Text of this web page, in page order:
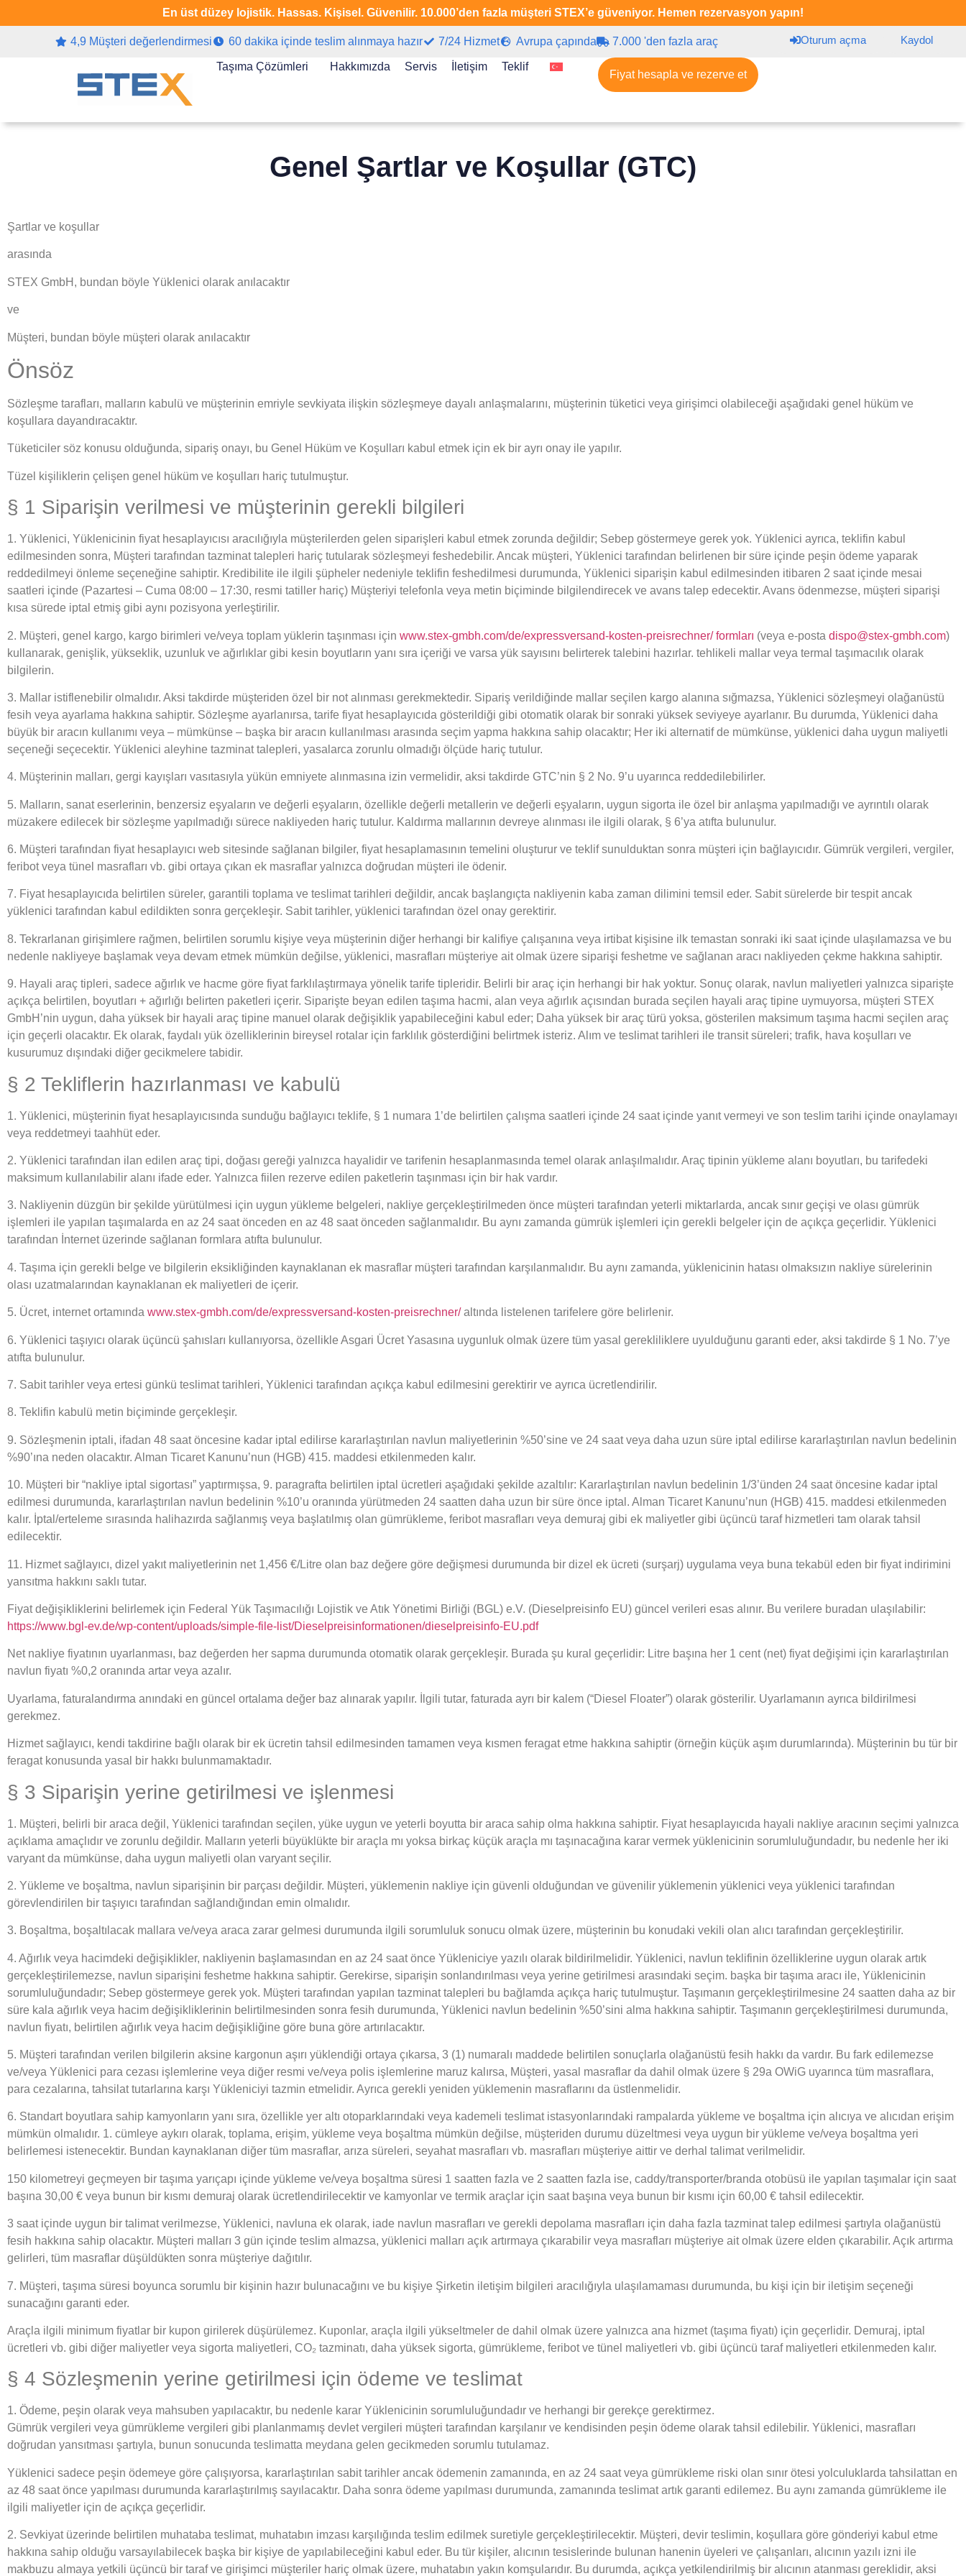
En üst düzey lojistik. Hassas. Kişisel. Güvenilir. 10.000’den fazla müşteri STEX’e güveniyor. Hemen rezervasyon yapın!
4,9 Müşteri değerlendirmesi 60 dakika içinde teslim alınmaya hazır 7/24 Hizmet Avrupa çapında 7.000 'den fazla araç Oturum açma Kaydol
Taşıma Çözümleri Hakkımızda Servis İletişim Teklif
Fiyat hesapla ve rezerve et
Genel Şartlar ve Koşullar (GTC)
Şartlar ve koşullar
arasında
STEX GmbH, bundan böyle Yüklenici olarak anılacaktır
ve
Müşteri, bundan böyle müşteri olarak anılacaktır
Önsöz
Sözleşme tarafları, malların kabulü ve müşterinin emriyle sevkiyata ilişkin sözleşmeye dayalı anlaşmalarını, müşterinin tüketici veya girişimci olabileceği aşağıdaki genel hüküm ve
koşullara dayandıracaktır.
Tüketiciler söz konusu olduğunda, sipariş onayı, bu Genel Hüküm ve Koşulları kabul etmek için ek bir ayrı onay ile yapılır.
Tüzel kişiliklerin çelişen genel hüküm ve koşulları hariç tutulmuştur.
§ 1 Siparişin verilmesi ve müşterinin gerekli bilgileri
1. Yüklenici, Yüklenicinin fiyat hesaplayıcısı aracılığıyla müşterilerden gelen siparişleri kabul etmek zorunda değildir; Sebep göstermeye gerek yok. Yüklenici ayrıca, teklifin kabul
edilmesinden sonra, Müşteri tarafından tazminat talepleri hariç tutularak sözleşmeyi feshedebilir. Ancak müşteri, Yüklenici tarafından belirlenen bir süre içinde peşin ödeme yaparak
reddedilmeyi önleme seçeneğine sahiptir. Kredibilite ile ilgili şüpheler nedeniyle teklifin feshedilmesi durumunda, Yüklenici siparişin kabul edilmesinden itibaren 2 saat içinde mesai
saatleri içinde (Pazartesi – Cuma 08:00 – 17:30, resmi tatiller hariç) Müşteriyi telefonla veya metin biçiminde bilgilendirecek ve avans talep edecektir. Avans ödenmezse, müşteri siparişi
kısa sürede iptal etmiş gibi aynı pozisyona yerleştirilir.
2. Müşteri, genel kargo, kargo birimleri ve/veya toplam yüklerin taşınması için www.stex-gmbh.com/de/expressversand-kosten-preisrechner/ formları (veya e-posta dispo@stex-gmbh.com)
kullanarak, genişlik, yükseklik, uzunluk ve ağırlıklar gibi kesin boyutların yanı sıra içeriği ve varsa yük sayısını belirterek talebini hazırlar. tehlikeli mallar veya termal taşımacılık olarak
bilgilerin.
3. Mallar istiflenebilir olmalıdır. Aksi takdirde müşteriden özel bir not alınması gerekmektedir. Sipariş verildiğinde mallar seçilen kargo alanına sığmazsa, Yüklenici sözleşmeyi olağanüstü
fesih veya ayarlama hakkına sahiptir. Sözleşme ayarlanırsa, tarife fiyat hesaplayıcıda gösterildiği gibi otomatik olarak bir sonraki yüksek seviyeye ayarlanır. Bu durumda, Yüklenici daha
büyük bir aracın kullanımı veya – mümkünse – başka bir aracın kullanılması arasında seçim yapma hakkına sahip olacaktır; Her iki alternatif de mümkünse, yüklenici daha uygun maliyetli
seçeneği seçecektir. Yüklenici aleyhine tazminat talepleri, yasalarca zorunlu olmadığı ölçüde hariç tutulur.
4. Müşterinin malları, gergi kayışları vasıtasıyla yükün emniyete alınmasına izin vermelidir, aksi takdirde GTC’nin § 2 No. 9’u uyarınca reddedilebilirler.
5. Malların, sanat eserlerinin, benzersiz eşyaların ve değerli eşyaların, özellikle değerli metallerin ve değerli eşyaların, uygun sigorta ile özel bir anlaşma yapılmadığı ve ayrıntılı olarak
müzakere edilecek bir sözleşme yapılmadığı sürece nakliyeden hariç tutulur. Kaldırma mallarının devreye alınması ile ilgili olarak, § 6’ya atıfta bulunulur.
6. Müşteri tarafından fiyat hesaplayıcı web sitesinde sağlanan bilgiler, fiyat hesaplamasının temelini oluşturur ve teklif sunulduktan sonra müşteri için bağlayıcıdır. Gümrük vergileri, vergiler,
feribot veya tünel masrafları vb. gibi ortaya çıkan ek masraflar yalnızca doğrudan müşteri ile ödenir.
7. Fiyat hesaplayıcıda belirtilen süreler, garantili toplama ve teslimat tarihleri değildir, ancak başlangıçta nakliyenin kaba zaman dilimini temsil eder. Sabit sürelerde bir tespit ancak
yüklenici tarafından kabul edildikten sonra gerçekleşir. Sabit tarihler, yüklenici tarafından özel onay gerektirir.
8. Tekrarlanan girişimlere rağmen, belirtilen sorumlu kişiye veya müşterinin diğer herhangi bir kalifiye çalışanına veya irtibat kişisine ilk temastan sonraki iki saat içinde ulaşılamazsa ve bu
nedenle nakliyeye başlamak veya devam etmek mümkün değilse, yüklenici, masrafları müşteriye ait olmak üzere siparişi feshetme ve sağlanan aracı nakliyeden çekme hakkına sahiptir.
9. Hayali araç tipleri, sadece ağırlık ve hacme göre fiyat farklılaştırmaya yönelik tarife tipleridir. Belirli bir araç için herhangi bir hak yoktur. Sonuç olarak, navlun maliyetleri yalnızca siparişte
açıkça belirtilen, boyutları + ağırlığı belirten paketleri içerir. Siparişte beyan edilen taşıma hacmi, alan veya ağırlık açısından burada seçilen hayali araç tipine uymuyorsa, müşteri STEX
GmbH’nin uygun, daha yüksek bir hayali araç tipine manuel olarak değişiklik yapabileceğini kabul eder; Daha yüksek bir araç türü yoksa, gösterilen maksimum taşıma hacmi seçilen araç
için geçerli olacaktır. Ek olarak, faydalı yük özelliklerinin bireysel rotalar için farklılık gösterdiğini belirtmek isteriz. Alım ve teslimat tarihleri ile transit süreleri; trafik, hava koşulları ve
kusurumuz dışındaki diğer gecikmelere tabidir.
§ 2 Tekliflerin hazırlanması ve kabulü
1. Yüklenici, müşterinin fiyat hesaplayıcısında sunduğu bağlayıcı teklife, § 1 numara 1’de belirtilen çalışma saatleri içinde 24 saat içinde yanıt vermeyi ve son teslim tarihi içinde onaylamayı
veya reddetmeyi taahhüt eder.
2. Yüklenici tarafından ilan edilen araç tipi, doğası gereği yalnızca hayalidir ve tarifenin hesaplanmasında temel olarak anlaşılmalıdır. Araç tipinin yükleme alanı boyutları, bu tarifedeki
maksimum kullanılabilir alanı ifade eder. Yalnızca fiilen rezerve edilen paketlerin taşınması için bir hak vardır.
3. Nakliyenin düzgün bir şekilde yürütülmesi için uygun yükleme belgeleri, nakliye gerçekleştirilmeden önce müşteri tarafından yeterli miktarlarda, ancak sınır geçişi ve olası gümrük
işlemleri ile yapılan taşımalarda en az 24 saat önceden en az 48 saat önceden sağlanmalıdır. Bu aynı zamanda gümrük işlemleri için gerekli belgeler için de açıkça geçerlidir. Yüklenici
tarafından İnternet üzerinde sağlanan formlara atıfta bulunulur.
4. Taşıma için gerekli belge ve bilgilerin eksikliğinden kaynaklanan ek masraflar müşteri tarafından karşılanmalıdır. Bu aynı zamanda, yüklenicinin hatası olmaksızın nakliye sürelerinin
olası uzatmalarından kaynaklanan ek maliyetleri de içerir.
5. Ücret, internet ortamında www.stex-gmbh.com/de/expressversand-kosten-preisrechner/altında listelenen tarifelere göre belirlenir.
6. Yüklenici taşıyıcı olarak üçüncü şahısları kullanıyorsa, özellikle Asgari Ücret Yasasına uygunluk olmak üzere tüm yasal gerekliliklere uyulduğunu garanti eder, aksi takdirde § 1 No. 7’ye
atıfta bulunulur.
7. Sabit tarihler veya ertesi günkü teslimat tarihleri, Yüklenici tarafından açıkça kabul edilmesini gerektirir ve ayrıca ücretlendirilir.
8. Teklifin kabulü metin biçiminde gerçekleşir.
9. Sözleşmenin iptali, ifadan 48 saat öncesine kadar iptal edilirse kararlaştırılan navlun maliyetlerinin %50’sine ve 24 saat veya daha uzun süre iptal edilirse kararlaştırılan navlun bedelinin
%90’ına neden olacaktır. Alman Ticaret Kanunu’nun (HGB) 415. maddesi etkilenmeden kalır.
10. Müşteri bir “nakliye iptal sigortası” yaptırmışsa, 9. paragrafta belirtilen iptal ücretleri aşağıdaki şekilde azaltılır: Kararlaştırılan navlun bedelinin 1/3’ünden 24 saat öncesine kadar iptal
edilmesi durumunda, kararlaştırılan navlun bedelinin %10’u oranında yürütmeden 24 saatten daha uzun bir süre önce iptal. Alman Ticaret Kanunu’nun (HGB) 415. maddesi etkilenmeden
kalır. İptal/erteleme sırasında halihazırda sağlanmış veya başlatılmış olan gümrükleme, feribot masrafları veya demuraj gibi ek maliyetler gibi üçüncü taraf hizmetleri tam olarak tahsil
edilecektir.
11. Hizmet sağlayıcı, dizel yakıt maliyetlerinin net 1,456 €/Litre olan baz değere göre değişmesi durumunda bir dizel ek ücreti (surşarj) uygulama veya buna tekabül eden bir fiyat indirimini
yansıtma hakkını saklı tutar.
Fiyat değişikliklerini belirlemek için Federal Yük Taşımacılığı Lojistik ve Atık Yönetimi Birliği (BGL) e.V. (Dieselpreisinfo EU) güncel verileri esas alınır. Bu verilere buradan ulaşılabilir:
https://www.bgl-ev.de/wp-content/uploads/simple-file-list/Dieselpreisinformationen/dieselpreisinfo-EU.pdf
Net nakliye fiyatının uyarlanması, baz değerden her sapma durumunda otomatik olarak gerçekleşir. Burada şu kural geçerlidir: Litre başına her 1 cent (net) fiyat değişimi için kararlaştırılan
navlun fiyatı %0,2 oranında artar veya azalır.
Uyarlama, faturalandırma anındaki en güncel ortalama değer baz alınarak yapılır. İlgili tutar, faturada ayrı bir kalem (“Diesel Floater”) olarak gösterilir. Uyarlamanın ayrıca bildirilmesi
gerekmez.
Hizmet sağlayıcı, kendi takdirine bağlı olarak bir ek ücretin tahsil edilmesinden tamamen veya kısmen feragat etme hakkına sahiptir (örneğin küçük aşım durumlarında). Müşterinin bu tür bir
feragat konusunda yasal bir hakkı bulunmamaktadır.
§ 3 Siparişin yerine getirilmesi ve işlenmesi
1. Müşteri, belirli bir araca değil, Yüklenici tarafından seçilen, yüke uygun ve yeterli boyutta bir araca sahip olma hakkına sahiptir. Fiyat hesaplayıcıda hayali nakliye aracının seçimi yalnızca
açıklama amaçlıdır ve zorunlu değildir. Malların yeterli büyüklükte bir araçla mı yoksa birkaç küçük araçla mı taşınacağına karar vermek yüklenicinin sorumluluğundadır, bu nedenle her iki
varyant da mümkünse, daha uygun maliyetli olan varyant seçilir.
2. Yükleme ve boşaltma, navlun siparişinin bir parçası değildir. Müşteri, yüklemenin nakliye için güvenli olduğundan ve güvenilir yüklemenin yüklenici veya yüklenici tarafından
görevlendirilen bir taşıyıcı tarafından sağlandığından emin olmalıdır.
3. Boşaltma, boşaltılacak mallara ve/veya araca zarar gelmesi durumunda ilgili sorumluluk sonucu olmak üzere, müşterinin bu konudaki vekili olan alıcı tarafından gerçekleştirilir.
4. Ağırlık veya hacimdeki değişiklikler, nakliyenin başlamasından en az 24 saat önce Yükleniciye yazılı olarak bildirilmelidir. Yüklenici, navlun teklifinin özelliklerine uygun olarak artık
gerçekleştirilemezse, navlun siparişini feshetme hakkına sahiptir. Gerekirse, siparişin sonlandırılması veya yerine getirilmesi arasındaki seçim. başka bir taşıma aracı ile, Yüklenicinin
sorumluluğundadır; Sebep göstermeye gerek yok. Müşteri tarafından yapılan tazminat talepleri bu bağlamda açıkça hariç tutulmuştur. Taşımanın gerçekleştirilmesine 24 saatten daha az bir
süre kala ağırlık veya hacim değişikliklerinin belirtilmesinden sonra fesih durumunda, Yüklenici navlun bedelinin %50’sini alma hakkına sahiptir. Taşımanın gerçekleştirilmesi durumunda,
navlun fiyatı, belirtilen ağırlık veya hacim değişikliğine göre buna göre artırılacaktır.
5. Müşteri tarafından verilen bilgilerin aksine kargonun aşırı yüklendiği ortaya çıkarsa, 3 (1) numaralı maddede belirtilen sonuçlarla olağanüstü fesih hakkı da vardır. Bu fark edilemezse
ve/veya Yüklenici para cezası işlemlerine veya diğer resmi ve/veya polis işlemlerine maruz kalırsa, Müşteri, yasal masraflar da dahil olmak üzere § 29a OWiG uyarınca tüm masraflara,
para cezalarına, tahsilat tutarlarına karşı Yükleniciyi tazmin etmelidir. Ayrıca gerekli yeniden yüklemenin masraflarını da üstlenmelidir.
6. Standart boyutlara sahip kamyonların yanı sıra, özellikle yer altı otoparklarındaki veya kademeli teslimat istasyonlarındaki rampalarda yükleme ve boşaltma için alıcıya ve alıcıdan erişim
mümkün olmalıdır. 1. cümleye aykırı olarak, toplama, erişim, yükleme veya boşaltma mümkün değilse, müşteriden durumu düzeltmesi veya uygun bir yükleme ve/veya boşaltma yeri
belirlemesi istenecektir. Bundan kaynaklanan diğer tüm masraflar, arıza süreleri, seyahat masrafları vb. masrafları müşteriye aittir ve derhal talimat verilmelidir.
150 kilometreyi geçmeyen bir taşıma yarıçapı içinde yükleme ve/veya boşaltma süresi 1 saatten fazla ve 2 saatten fazla ise, caddy/transporter/branda otobüsü ile yapılan taşımalar için saat
başına 30,00 € veya bunun bir kısmı demuraj olarak ücretlendirilecektir ve kamyonlar ve termik araçlar için saat başına veya bunun bir kısmı için 60,00 € tahsil edilecektir.
3 saat içinde uygun bir talimat verilmezse, Yüklenici, navluna ek olarak, iade navlun masrafları ve gerekli depolama masrafları için daha fazla tazminat talep edilmesi şartıyla olağanüstü
fesih hakkına sahip olacaktır. Müşteri malları 3 gün içinde teslim almazsa, yüklenici malları açık artırmaya çıkarabilir veya masrafları müşteriye ait olmak üzere elden çıkarabilir. Açık artırma
gelirleri, tüm masraflar düşüldükten sonra müşteriye dağıtılır.
7. Müşteri, taşıma süresi boyunca sorumlu bir kişinin hazır bulunacağını ve bu kişiye Şirketin iletişim bilgileri aracılığıyla ulaşılamaması durumunda, bu kişi için bir iletişim seçeneği
sunacağını garanti eder.
Araçla ilgili minimum fiyatlar bir kupon girilerek düşürülemez. Kuponlar, araçla ilgili yükseltmeler de dahil olmak üzere yalnızca ana hizmet (taşıma fiyatı) için geçerlidir. Demuraj, iptal
ücretleri vb. gibi diğer maliyetler veya sigorta maliyetleri, CO₂ tazminatı, daha yüksek sigorta, gümrükleme, feribot ve tünel maliyetleri vb. gibi üçüncü taraf maliyetleri etkilenmeden kalır.
§ 4 Sözleşmenin yerine getirilmesi için ödeme ve teslimat
1. Ödeme, peşin olarak veya mahsuben yapılacaktır, bu nedenle karar Yüklenicinin sorumluluğundadır ve herhangi bir gerekçe gerektirmez.
Gümrük vergileri veya gümrükleme vergileri gibi planlanmamış devlet vergileri müşteri tarafından karşılanır ve kendisinden peşin ödeme olarak tahsil edilebilir. Yüklenici, masrafları
doğrudan yansıtması şartıyla, bunun sonucunda teslimatta meydana gelen gecikmeden sorumlu tutulamaz.
Yüklenici sadece peşin ödemeye göre çalışıyorsa, kararlaştırılan sabit tarihler ancak ödemenin zamanında, en az 24 saat veya gümrükleme riski olan sınır ötesi yolculuklarda tahsilattan en
az 48 saat önce yapılması durumunda kararlaştırılmış sayılacaktır. Daha sonra ödeme yapılması durumunda, zamanında teslimat artık garanti edilemez. Bu aynı zamanda gümrükleme ile
ilgili maliyetler için de açıkça geçerlidir.
2. Sevkiyat üzerinde belirtilen muhataba teslimat, muhatabın imzası karşılığında teslim edilmek suretiyle gerçekleştirilecektir. Müşteri, devir teslimin, koşullara göre gönderiyi kabul etme
hakkına sahip olduğu varsayılabilecek başka bir kişiye de yapılabileceğini kabul eder. Bu tür kişiler, alıcının tesislerinde bulunan hanenin üyeleri ve çalışanları, alıcının yazılı izni ile
makbuzu almaya yetkili üçüncü bir taraf ve girişimci müşteriler hariç olmak üzere, muhatabın yakın komşularıdır. Bu durumda, açıkça yetkilendirilmiş bir alıcının atanması gereklidir, aksi